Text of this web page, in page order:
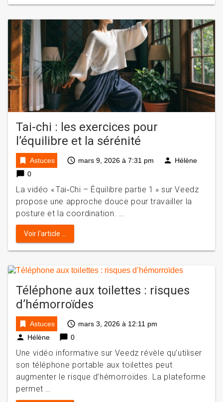
Tai-chi : les exercices pour
l’équilibre et la sérénité
bookmark Astuces access_time mars 9, 2026 à 7:31 pm person Hélène
chat_bubble 0
La vidéo « Tai‑Chi – Équilibre partie 1 » sur Veedz
propose une approche douce pour travailler la
posture et la coordination. …
Voir l'article ...
Téléphone aux toilettes : risques
d’hémorroïdes
bookmark Astuces access_time mars 3, 2026 à 12:11 pm
person Hélène chat_bubble 0
Une vidéo informative sur Veedz révèle qu’utiliser
son téléphone portable aux toilettes peut
augmenter le risque d’hémorroïdes. La plateforme
permet …